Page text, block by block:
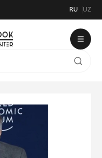
RU UZ